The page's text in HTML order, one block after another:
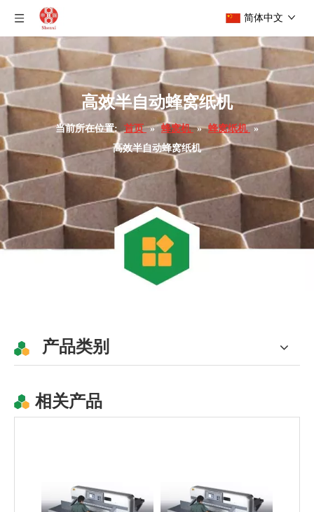
简体中文
高效半自动蜂窝纸机
当前所在位置: 首页 » 蜂窝机 » 蜂窝纸机 »
高效半自动蜂窝纸机
产品类别
相关产品
高速蜂窝纸切割机 半自动蜂窝纸生产机
高效半自动蜂窝纸连接机